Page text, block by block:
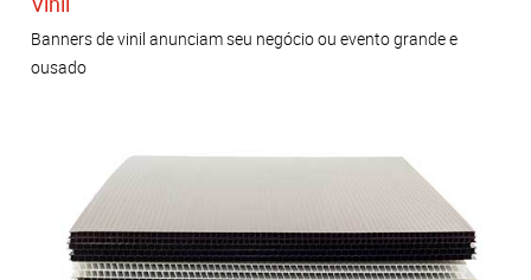
Banners de vinil anunciam seu negócio ou evento grande e
ousado